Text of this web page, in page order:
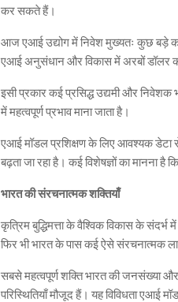
कर सकते हैं।
आज एआई उद्योग में निवेश मुख्यतः कुछ बड़े
एआई अनुसंधान और विकास में अरबों डॉलर
इसी प्रकार कई प्रसिद्ध उद्यमी और
में महत्वपूर्ण प्रभाव माना जाता है।
एआई मॉडल प्रशिक्षण के लिए आवश्यक डेटा
बढ़ता जा रहा है। कई विशेषज्ञों का मानना है
भारत की संरचनात्मक शक्तियाँ
कृत्रिम बुद्धिमत्ता के वैश्विक विकास के
फिर भी भारत के पास कई ऐसे संरचनात्मक
सबसे महत्वपूर्ण शक्ति भारत की जनसंख्या
परिस्थितियाँ मौजूद हैं। यह विविधता एआई